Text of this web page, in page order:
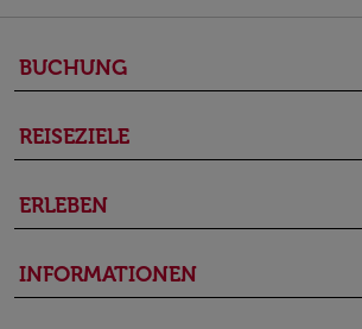
BUCHUNG
REISEZIELE
ERLEBEN
INFORMATIONEN